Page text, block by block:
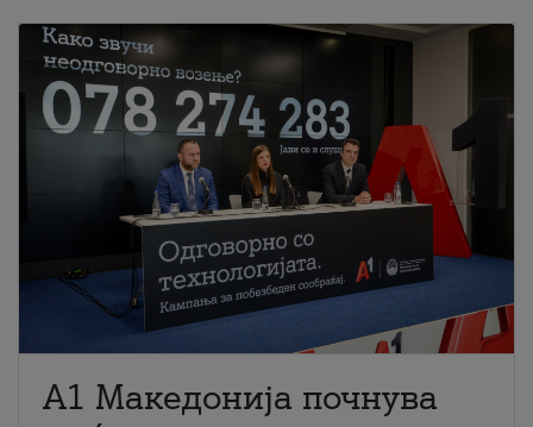
A1 Македонија почнува